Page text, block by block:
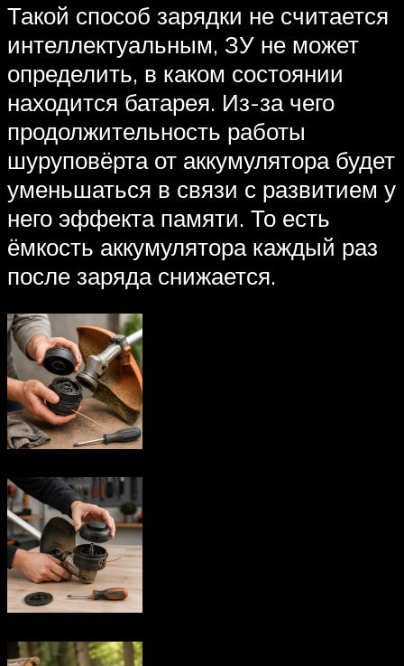
Такой способ зарядки не считается
интеллектуальным, ЗУ не может
определить, в каком состоянии
находится батарея. Из-за чего
продолжительность работы
шуруповёрта от аккумулятора будет
уменьшаться в связи с развитием у
него эффекта памяти. То есть
ёмкость аккумулятора каждый раз
после заряда снижается.